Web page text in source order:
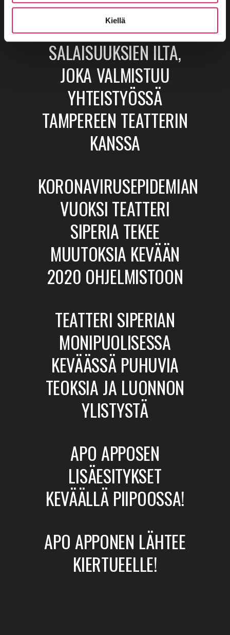
Kiellä
SYYSKAUDEN AVAA
SALAISUUKSIEN ILTA,
JOKA VALMISTUU
YHTEISTYÖSSÄ
TAMPEREEN TEATTERIN
KANSSA
KORONAVIRUSEPIDEMIAN
VUOKSI TEATTERI
SIPERIA TEKEE
MUUTOKSIA KEVÄÄN
2020 OHJELMISTOON
TEATTERI SIPERIAN
MONIPUOLISESSA
KEVÄÄSSÄ PUHUVIA
TEOKSIA JA LUONNON
YLISTYSTÄ
APO APPOSEN
LISÄESITYKSET
KEVÄÄLLÄ PIIPOOSSA!
APO APPONEN LÄHTEE
KIERTUEELLE!